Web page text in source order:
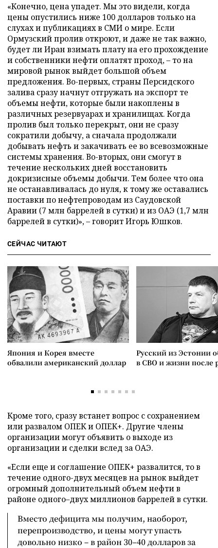
«Конечно, цена упадет. Мы это видели, когда
цены опустились ниже 100 долларов только на
слухах и публикациях в СМИ о мире. Если
Ормузский пролив откроют, и даже не так важно,
будет ли Иран взимать плату на его прохождение
и собственники нефти оплатят проход, – то на
мировой рынок выйдет большой объем
предложения. Во-первых, страны Персидского
залива сразу начнут отгружать на экспорт те
объемы нефти, которые были накоплены в
различных резервуарах и хранилищах. Когда
пролив был только перекрыт, они не сразу
сократили добычу, а сначала продолжали
добывать нефть и закачивать ее во всевозможные
системы хранения. Во-вторых, они смогут в
течение нескольких дней восстановить
докризисные объемы добычи. Тем более что она
не останавливалась до нуля, к тому же оставались
поставки по нефтепроводам из Саудовской
Аравии (7 млн баррелей в сутки) и из ОАЭ (1,7 млн
баррелей в сутки)», – говорит Игорь Юшков.
СЕЙЧАС ЧИТАЮТ
Япония и Корея вместе
обвалили американский доллар
Русский из Эстонии
в СВО и жизни после
Кроме того, сразу встанет вопрос с сохранением
или развалом ОПЕК и ОПЕК+. Другие члены
организации могут объявить о выходе из
организации и сделки вслед за ОАЭ.
«Если еще и соглашение ОПЕК+ развалится, то в
течение одного-двух месяцев на рынок выйдет
огромный дополнительный объем нефти в
районе одного–двух миллионов баррелей в сутки.
Вместо дефицита мы получим, наоборот,
перепроизводство, и цены могут упасть
довольно низко – в район 30–40 долларов за